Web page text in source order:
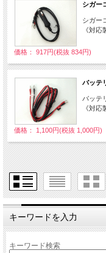
シガー
シガー
《対
価格： 917円(税抜 834円)
バッテ
バッテ
《対
価格： 1,100円(税抜 1,000円)
キーワードを入力
キーワード検索